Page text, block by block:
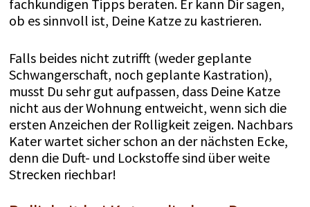
fachkundigen Tipps beraten. Er kann Dir sagen,
ob es sinnvoll ist, Deine Katze zu kastrieren.
Falls beides nicht zutrifft (weder geplante
Schwangerschaft, noch geplante Kastration),
musst Du sehr gut aufpassen, dass Deine Katze
nicht aus der Wohnung entweicht, wenn sich die
ersten Anzeichen der Rolligkeit zeigen. Nachbars
Kater wartet sicher schon an der nächsten Ecke,
denn die Duft- und Lockstoffe sind über weite
Strecken riechbar!